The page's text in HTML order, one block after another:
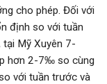
cho phép. Đối với
định so với tuần
Mỹ Xuyên 7-
hơn 2-7‰ so cùng
với tuần trước và